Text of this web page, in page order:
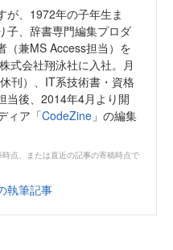
が、1972年の子年生ま
子、辞書専門編集プロダ
（兼MS Access担当）を
式会社翔泳社に入社。月
刊）、IT系技術書・資格
当後、2014年4月より開
ィア「CodeZine 」の編集
点、または直近の記事の寄稿時点で
執筆記事